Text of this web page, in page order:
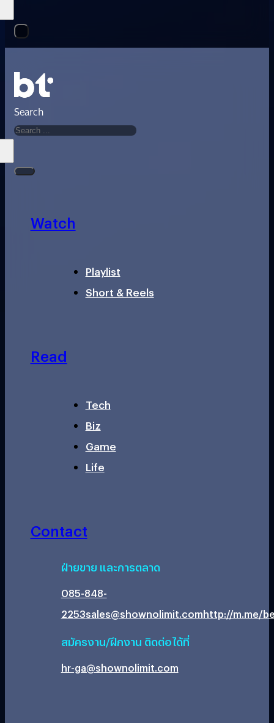
Search
Watch
Playlist
Short & Reels
Read
Tech
Biz
Game
Life
Contact
ฝ่ายขาย และการตลาด
085-848-
2253sales@shownolimit.comhttp://m.me/
สมัครงาน/ฝึกงาน ติดต่อได้ที่
hr-ga@shownolimit.com